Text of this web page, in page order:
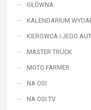
GŁÓWNA
KALENDARIUM
KIEROWCA i JEGO
MASTER TRUCK
MOTO FARMER
NA OSI
NA OSI TV